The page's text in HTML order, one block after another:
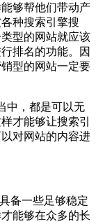
够帮他们带动产
种搜索引擎搜
型的网站就应该
排名的功能。因
型的网站一定要
中，都是可以无
才能够让搜索引
对网站的内容进
备一些足够稳定
能够在众多的长